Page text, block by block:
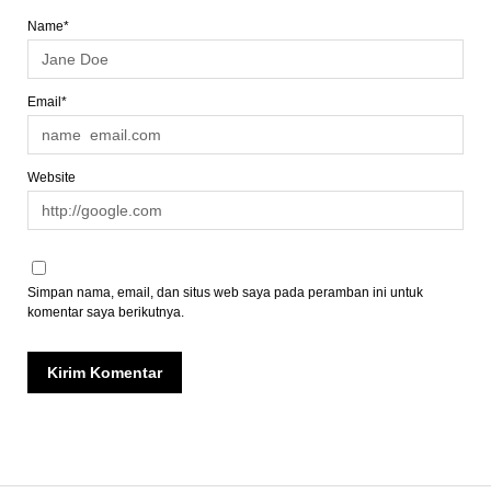
Name*
Email*
Website
Simpan nama, email, dan situs web saya pada peramban ini untuk
komentar saya berikutnya.